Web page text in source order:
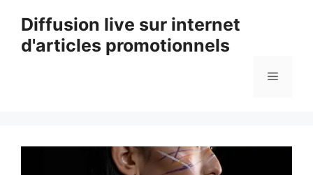
contenu
Diffusion live sur internet
d'articles promotionnels
Menu